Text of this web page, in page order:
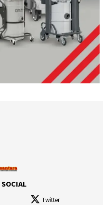
Twitter